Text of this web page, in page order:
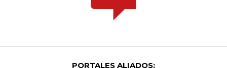
PORTALES ALIADOS: